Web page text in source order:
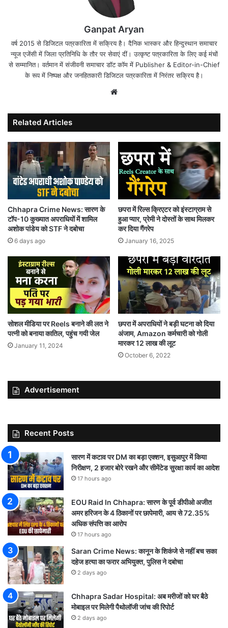
Ganpat Aryan
वर्ष 2015 से डिजिटल पत्रकारिता में सक्रिय है। दैनिक भास्कर और हिन्दुस्थान समाचार
न्यूज एजेंसी में जिला प्रतिनिधि के तौर पर सेवाएं दीं। उत्कृष्ट पत्रकारिता के लिए कई मंचों
से सम्मानित। वर्तमान में संजीवनी समाचार डॉट कॉम में Publisher & Editor-in-Chief
के रूप में निष्पक्ष और जनहितकारी डिजिटल पत्रकारिता में निरंतर सक्रिय है।
Related Articles
Chhapra Crime News: सारण के
टॉप-10 कुख्यात अपराधियों में शामिल
अशोक पांडेय को STF ने दबोचा
6 days ago
छपरा में रिल्स क्रिएटर को इंस्टाग्राम से
हुआ प्यार, प्रेमी ने दोस्तों के साथ मिलकर
कर दिया गैंगरेप
January 16, 2025
सोशल मीडिया पर Reels बनाने की लत ने
पत्नी को बनाया कातिल, पहुंच गयी जेल
January 11, 2024
छपरा में अपराधियों ने बड़ी घटना को दिया
अंजाम, Amazon कर्मचारी को गोली
मारकर 12 लाख की लूट
October 6, 2022
Advertisement
Recent Posts
सारण में कटाव पर DM का बड़ा एक्शन, इसुआपुर में किया
निरीक्षण, 2 हजार बोरे रखने और सीमेंटेड सुरक्षा कार्य का आदेश
17 hours ago
EOU Raid In Chhapra: सारण के पूर्व डीपीओ अजीत
अमर हरिजन के 4 ठिकानों पर छापेमारी, आय से 72.35%
अधिक संपत्ति का आरोप
17 hours ago
Saran Crime News: कानून के शिकंजे से नहीं बच सका
दहेज हत्या का फरार अभियुक्त, पुलिस ने दबोचा
2 days ago
Chhapra Sadar Hospital: अब मरीजों को घर बैठे
मोबाइल पर मिलेगी पैथोलॉजी जांच की रिपोर्ट
2 days ago